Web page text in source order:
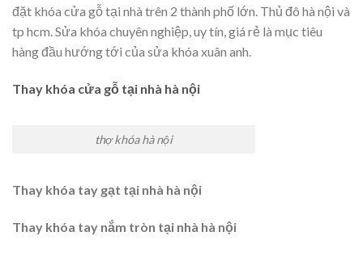
đặt khóa cửa gỗ tại nhà trên 2 thành phố lớn. Thủ đô hà nội và
tp hcm. Sửa khóa chuyên nghiệp, uy tín, giá rẻ là mục tiêu
hàng đầu hướng tới của sửa khóa xuân anh.
Thay khóa cửa gỗ tại nhà hà nội
thợ khóa hà nội
Thay khóa tay gạt tại nhà hà nội
Thay khóa tay nắm tròn tại nhà hà nội